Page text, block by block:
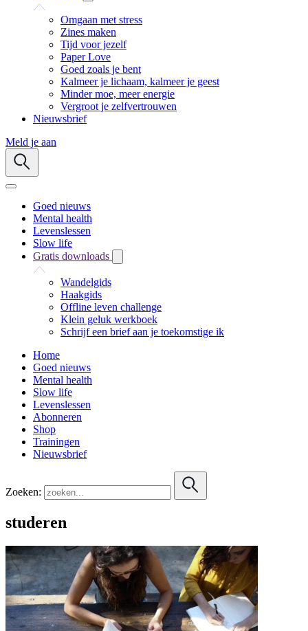
Omgaan met stress
Zines maken
Tijd voor jezelf
Paper Love
Goed zoals je bent
Kalmeer je lichaam, kalmeer je geest
Minder moe, meer energie
Vergroot je zelfvertrouwen
Nieuwsbrief
Meld je aan
Goed nieuws
Mental health
Levenslessen
Slow life
Gratis downloads
Wandelgids
Haakgids
Offline leven challenge
Klein geluk werkboek
Schrijf een brief aan je toekomstige ik
Home
Goed nieuws
Mental health
Slow life
Levenslessen
Abonneren
Shop
Trainingen
Nieuwsbrief
Zoeken:
studeren